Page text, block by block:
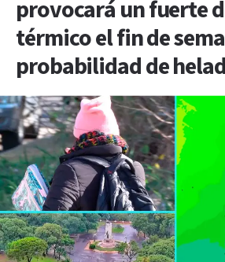
provocará un fuerte
térmico el fin de
probabilidad de